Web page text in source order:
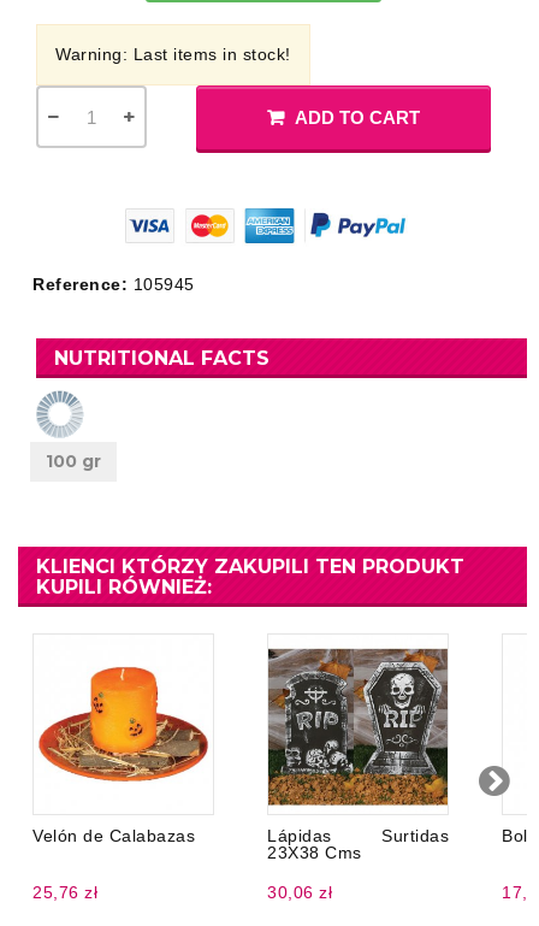
Warning: Last items in stock!
ADD TO CART
Reference: 105945
NUTRITIONAL FACTS
100 gr
KLIENCI KTÓRZY ZAKUPILI TEN PRODUKT
KUPILI RÓWNIEŻ:
Velón de Calabazas
25,76 zł
Lápidas Surtidas
23X38 Cms
30,06 zł